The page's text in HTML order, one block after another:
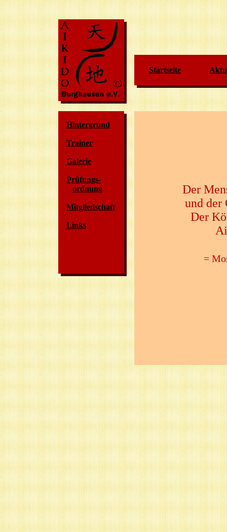
Startseite
Hintergrund
Trainer
Galerie
Prüfungs-
ordnung
Mitgliedschaft
Links
Der
und der
Der
=